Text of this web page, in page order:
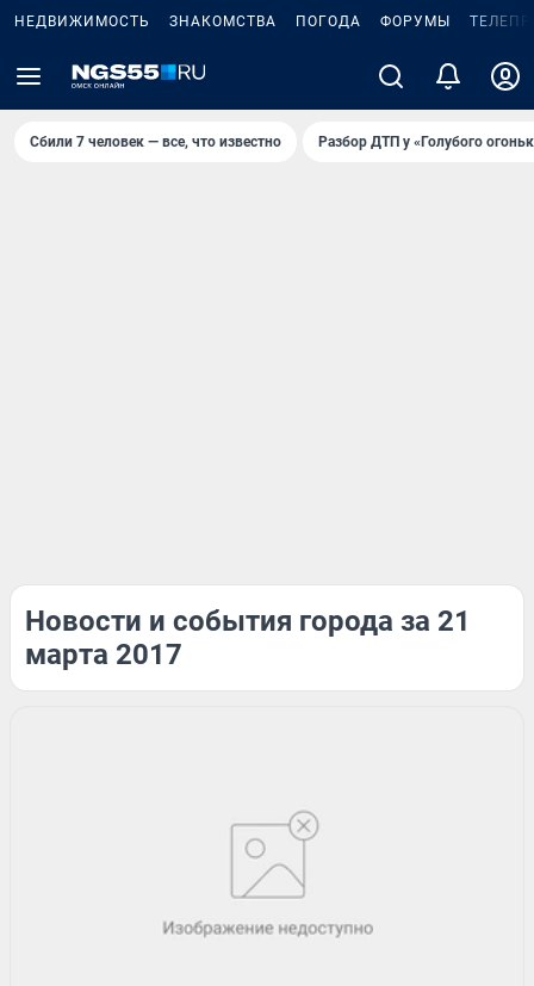
НЕДВИЖИМОСТЬ ЗНАКОМСТВА ПОГОДА ФОРУМЫ
Сбили 7 человек — все, что известно Разбор ДТП у «Голубого
Новости и события города за 21
марта 2017